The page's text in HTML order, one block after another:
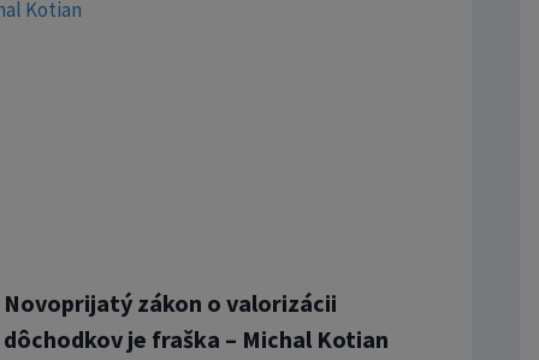
Novoprijatý zákon o valorizácii
dôchodkov je fraška – Michal Kotian